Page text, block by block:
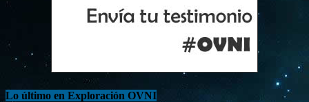
Lo último en Exploración OVNI